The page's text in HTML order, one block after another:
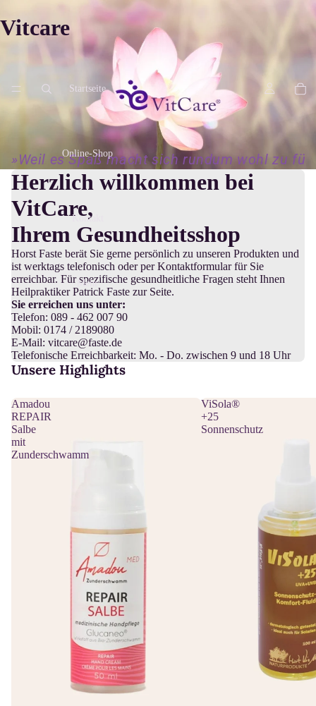
Vitcare
Startseite
Online-Shop
Kontakt
Mehr
»Weil es Spaß macht sich rundum wohl zu
Herzlich willkommen bei
VitCare,
Ihrem Gesundheitsshop
Horst Faste berät Sie gerne persönlich zu unseren Produkten und
ist werktags telefonisch oder per Kontaktformular für Sie
erreichbar. Für spezifische gesundheitliche Fragen steht Ihnen
Heilpraktiker Patrick Faste zur Seite.
Sie erreichen uns unter:
Telefon: 089 - 462 007 90
Mobil: 0174 / 2189080
E-Mail: vitcare@faste.de
Telefonische Erreichbarkeit: Mo. - Do. zwischen 9 und 18 Uhr
Unsere Highlights
Amadou
REPAIR
Salbe
mit
Zunderschwamm
ViSola®
+25
Sonnenschutz